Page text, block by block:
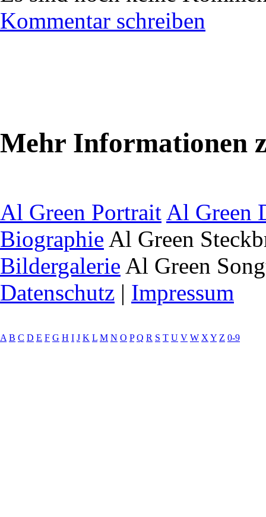
Kommentar schreiben
Mehr Informationen
Al Green Portrait Al Green
Biographie Al Green
Bildergalerie Al Green
Datenschutz | Impressum
A B C D E F G H I J K L M N O P Q R S T U V W X Y Z 0-9